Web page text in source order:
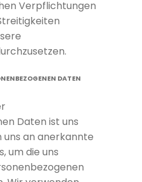
Verpflichtungen
DATEN
Daten ist uns
uns an anerkannte
um die uns